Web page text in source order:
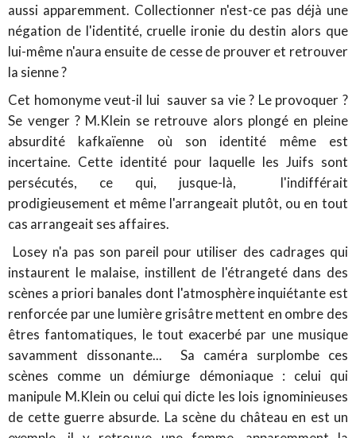
aussi apparemment. Collectionner n'est-ce pas déjà une
négation de l'identité, cruelle ironie du destin alors que
lui-même n'aura ensuite de cesse de prouver et retrouver
la sienne ?
Cet homonyme veut-il lui sauver sa vie ? Le provoquer ?
Se venger ? M.Klein se retrouve alors plongé en pleine
absurdité kafkaïenne où son identité même est
incertaine. Cette identité pour laquelle les Juifs sont
persécutés, ce qui, jusque-là, l'indifférait
prodigieusement et même l'arrangeait plutôt, ou en tout
cas arrangeait ses affaires.
Losey n'a pas son pareil pour utiliser des cadrages qui
instaurent le malaise, instillent de l'étrangeté dans des
scènes a priori banales dont l'atmosphère inquiétante est
renforcée par une lumière grisâtre mettent en ombre des
êtres fantomatiques, le tout exacerbé par une musique
savamment dissonante... Sa caméra surplombe ces
scènes comme un démiurge démoniaque : celui qui
manipule M.Klein ou celui qui dicte les lois ignominieuses
de cette guerre absurde. La scène du château en est un